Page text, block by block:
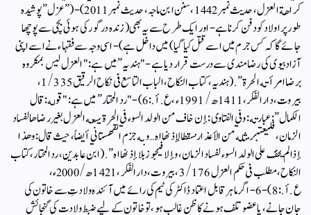
كراهة العزل، حديث نمبر 1442، سنن ابن ماجہ، حدیث نمبر 2011)- ( ” عزل” پوشیدہ
طور پر اولاد کو دفن کرنا ہے- اور ایک طرح سے یہ بھی ( زندہ در گور کی ہوئی بچی سے پوچھا
جائے گا کہ کس جرم میں اسے قتل کیا گیا) میں داخل ہے)-اسی وجہ سے فقہاء نے اسے اپنی
آزاد بیوی کی رضامندی سے درست قرار دیا ہے- "ہندیہ” میں ہے: "العزل ليس بمكروه
برضا امرأته الحرة”. (ہندیہ، کتاب النکاح، الباب التاسع فی نکاح الرقیق 1/335،
بیروت، دار الفکر، 1411ھ/1991ء، ع.أ.:6)-"رد المحتار” میں ہے: "قوله: قال
الكمال”: عبارته: و في الفتاوى: إن خاف من الولد السوء في الحرة يسعه العزل بغير رضاها لفساد
الزمان، فليعتبر مثله من الأعذار مسقطا لإذنها اه…وبه جزم القهستاني أيضاً، حيث قال: و هذا
إذا لم يخف على الولد السوء لفساد الزمان، و إلا فيجوز بلا إذنها اه”. (ابن عابدین، رد المحتار، کتاب
النکاح، مطلب فی حکم العزل 3/176، بیروت، دار الفکر، 1421ھ/2000ء،
ع.أ.:8)-6- اگر ماہر قابل اعتماد ڈاکٹر کی ٹیم کی رائے میں آئندہ ولادتِ سے خاتون کی
جان جانے، یا عضو تلف ہونے کا ظن غالب ہو، تو خاتون کے لیے ضبط ولادت کی گنجائش